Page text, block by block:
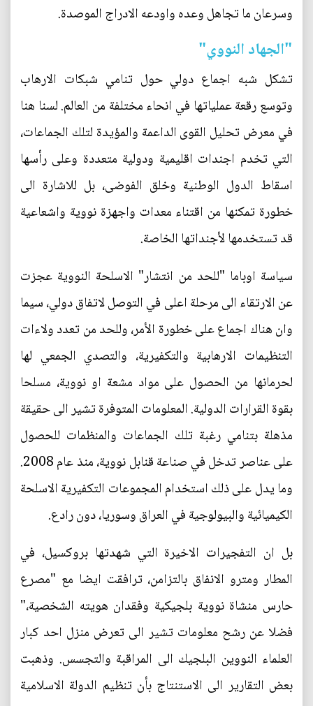
وسرعان ما تجاهل وعده واودعه الادراج الموصدة.
"الجهاد النووي"
تشكل شبه اجماع دولي حول تنامي شبكات الارهاب
وتوسع رقعة عملياتها في انحاء مختلفة من العالم. لسنا هنا
في معرض تحليل القوى الداعمة والمؤيدة لتلك الجماعات،
التي تخدم اجندات اقليمية ودولية متعددة وعلى رأسها
اسقاط الدول الوطنية وخلق الفوضى، بل للاشارة الى
خطورة تمكنها من اقتناء معدات واجهزة نووية واشعاعية
قد تستخدمها لأجنداتها الخاصة.
سياسة اوباما "للحد من انتشار" الاسلحة النووية عجزت
عن الارتقاء الى مرحلة اعلى في التوصل لاتفاق دولي، سيما
وان هناك اجماع على خطورة الأمر، وللحد من تعدد ولاءات
التنظيمات الارهابية والتكفيرية، والتصدي الجمعي لها
لحرمانها من الحصول على مواد مشعة او نووية، مسلحا
بقوة القرارات الدولية. المعلومات المتوفرة تشير الى حقيقة
مذهلة بتنامي رغبة تلك الجماعات والمنظمات للحصول
على عناصر تدخل في صناعة قنابل نووية، منذ عام 2008.
وما يدل على ذلك استخدام المجموعات التكفيرية الاسلحة
الكيميائية والبيولوجية في العراق وسوريا، دون رادع.
بل ان التفجيرات الاخيرة التي شهدتها بروكسيل، في
المطار ومترو الانفاق بالتزامن، ترافقت ايضا مع "مصرع
حارس منشاة نووية بلجيكية وفقدان هويته الشخصية،"
فضلا عن رشح معلومات تشير الى تعرض منزل احد كبار
العلماء النووين البلجيك الى المراقبة والتجسس. وذهبت
بعض التقارير الى الاستنتاج بأن تنظيم الدولة الاسلامية